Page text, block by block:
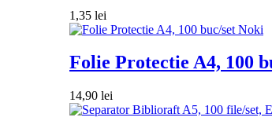
1,35 lei
Folie Protectie A4, 100
14,90 lei